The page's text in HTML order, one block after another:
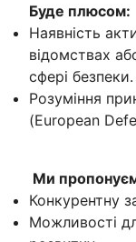
Буде плюсом:
Наявність
відомствах
сфері безпеки.
Розуміння
(European
Ми
Конкурентну
Можливості